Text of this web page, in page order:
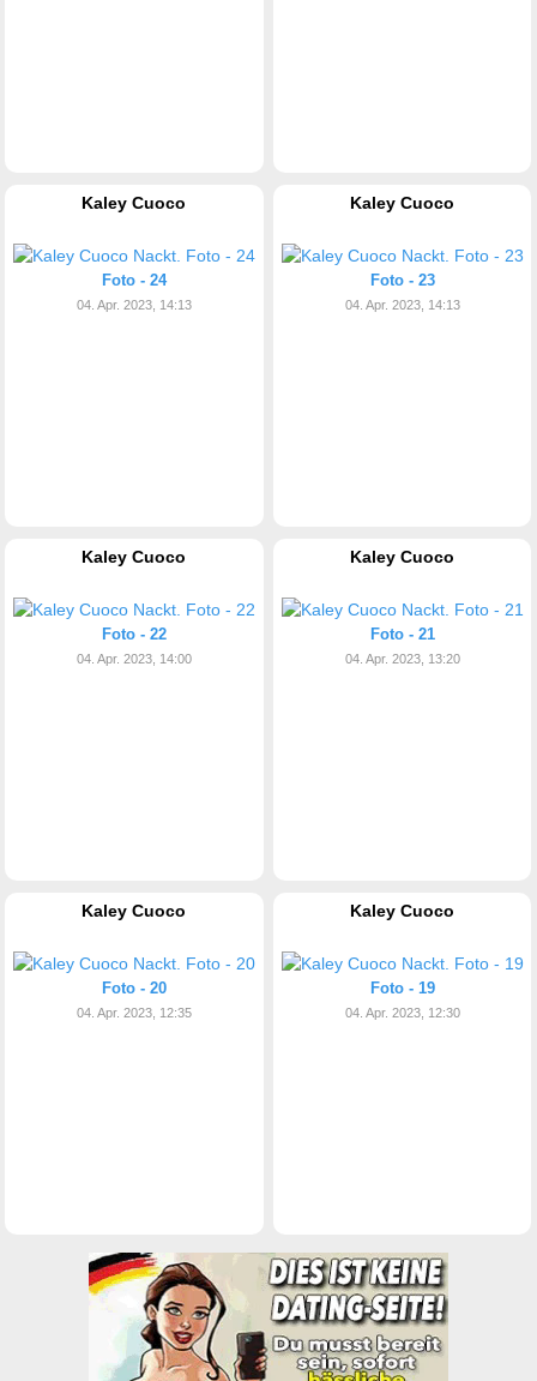
Kaley Cuoco
Foto - 24
04. Apr. 2023, 14:13
Kaley Cuoco
Foto - 23
04. Apr. 2023, 14:13
Kaley Cuoco
Foto - 22
04. Apr. 2023, 14:00
Kaley Cuoco
Foto - 21
04. Apr. 2023, 13:20
Kaley Cuoco
Foto - 20
04. Apr. 2023, 12:35
Kaley Cuoco
Foto - 19
04. Apr. 2023, 12:30